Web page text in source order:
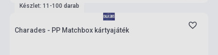
Készlet: 11-100 darab
Charades - PP Matchbox kártyajáték